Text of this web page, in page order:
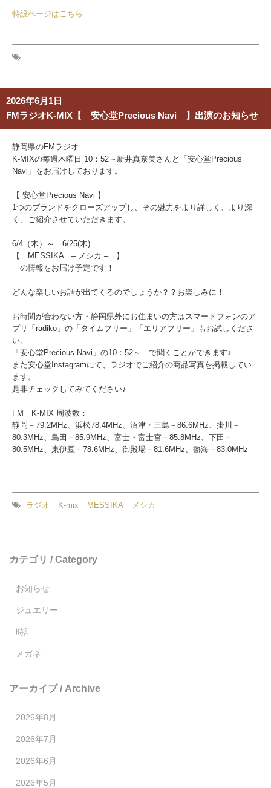
特設ページはこちら
2026年6月1日
FMラジオK-MIX【 安心堂Precious Navi 】出演のお知らせ
静岡県のFMラジオ
K-MIXの毎週木曜日 10：52～新井真奈美さんと「安心堂Precious
Navi」をお届けしております。
【 安心堂Precious Navi 】
1つのブランドをクローズアップし、その魅力をより詳しく、より深
く、ご紹介させていただきます。
6/4（木）～ 6/25(木)
【 MESSIKA – メシカ – 】
の情報をお届け予定です！
どんな楽しいお話が出てくるのでしょうか？？お楽しみに！
お時間が合わない方・静岡県外にお住まいの方はスマートフォンのア
プリ「radiko」の「タイムフリー」「エリアフリー」もお試しくださ
い。
「安心堂Precious Navi」の10：52～ で聞くことができます♪
また安心堂Instagramにて、ラジオでご紹介の商品写真を掲載してい
ます。
是非チェックしてみてください♪
FM K-MIX 周波数：
静岡－79.2MHz、浜松78.4MHz、沼津・三島－86.6MHz、掛川－
80.3MHz、島田－85.9MHz、富士・富士宮－85.8MHz、下田－
80.5MHz、東伊豆－78.6MHz、御殿場－81.6MHz、熱海－83.0MHz
ラジオ K-mix MESSIKA メシカ
カテゴリ / Category
お知らせ
ジュエリー
時計
メガネ
アーカイブ / Archive
2026年8月
2026年7月
2026年6月
2026年5月